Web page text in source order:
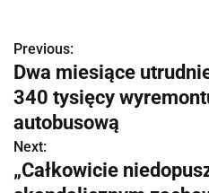
N
a
w
i
Previous:
Dwa miesiące
340 tysięcy
autobusową
Next:
„Całkowicie